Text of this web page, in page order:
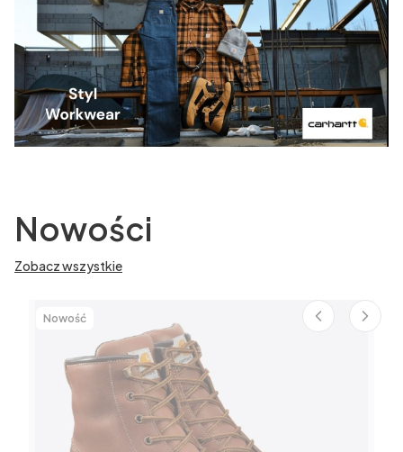
Nowości
Zobacz wszystkie
Nowość